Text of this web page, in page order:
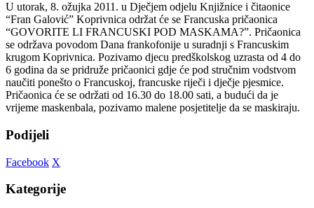
U utorak, 8. ožujka 2011. u Dječjem odjelu Knjižnice i čitaonice
“Fran Galović” Koprivnica održat će se Francuska pričaonica
“GOVORITE LI FRANCUSKI POD MASKAMA?”. Pričaonica
se održava povodom Dana frankofonije u suradnji s Francuskim
krugom Koprivnica. Pozivamo djecu predškolskog uzrasta od 4 do
6 godina da se pridruže pričaonici gdje će pod stručnim vodstvom
naučiti ponešto o Francuskoj, francuske riječi i dječje pjesmice.
Pričaonica će se održati od 16.30 do 18.00 sati, a budući da je
vrijeme maskenbala, pozivamo malene posjetitelje da se maskiraju.
Podijeli
Facebook X
Kategorije